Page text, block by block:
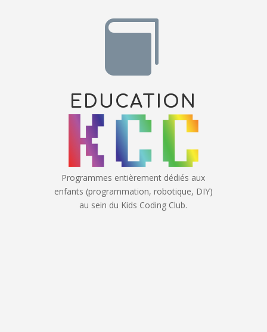

EDUCATION
Programmes entièrement dédiés aux
enfants (programmation, robotique, DIY)
au sein du Kids Coding Club.